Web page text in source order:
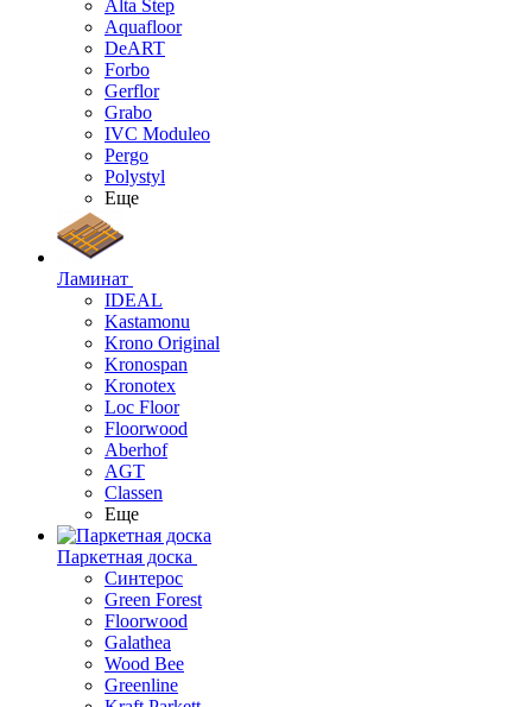
Alta Step
Aquafloor
DeART
Forbo
Gerflor
Grabo
IVC Moduleo
Pergo
Polystyl
Еще
Ламинат
IDEAL
Kastamonu
Krono Original
Kronospan
Kronotex
Loc Floor
Floorwood
Aberhof
AGT
Classen
Еще
Паркетная доска
Синтерос
Green Forest
Floorwood
Galathea
Wood Bee
Greenline